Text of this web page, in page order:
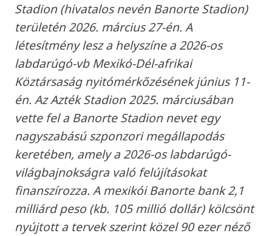
Stadion (hivatalos nevén Banorte Stadion)
területén 2026. március 27-én. A
létesítmény lesz a helyszíne a 2026-os
labdarúgó-vb Mexikó-Dél-afrikai
Köztársaság nyitómérkőzésének június 11-
én. Az Azték Stadion 2025. márciusában
vette fel a Banorte Stadion nevet egy
nagyszabású szponzori megállapodás
keretében, amely a 2026-os labdarúgó-
világbajnokságra való felújításokat
finanszírozza. A mexikói Banorte bank 2,1
milliárd peso (kb. 105 millió dollár) kölcsönt
nyújtott a tervek szerint közel 90 ezer néző